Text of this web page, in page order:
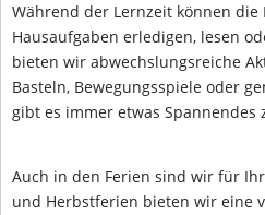
Während der Lernzeit können
Hausaufgaben erledigen, lesen
bieten wir abwechslungsreiche
Basteln, Bewegungsspiele oder
gibt es immer etwas Spannendes
Auch in den Ferien sind wir für
und Herbstferien bieten wir eine